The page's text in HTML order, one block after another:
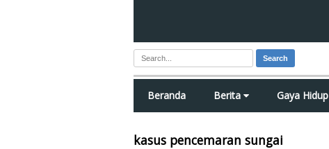
Search
Beranda Berita Gaya Hidup
kasus pencemaran sungai